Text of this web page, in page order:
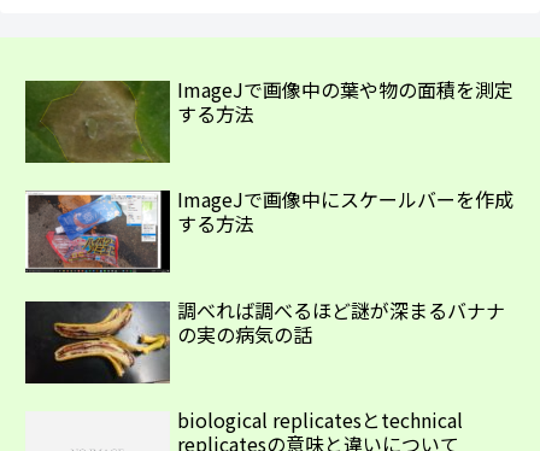
ImageJで画像中の葉や物の面積を測定
する方法
ImageJで画像中にスケールバーを作成
する方法
調べれば調べるほど謎が深まるバナナ
の実の病気の話
biological replicatesとtechnical
replicatesの意味と違いについて